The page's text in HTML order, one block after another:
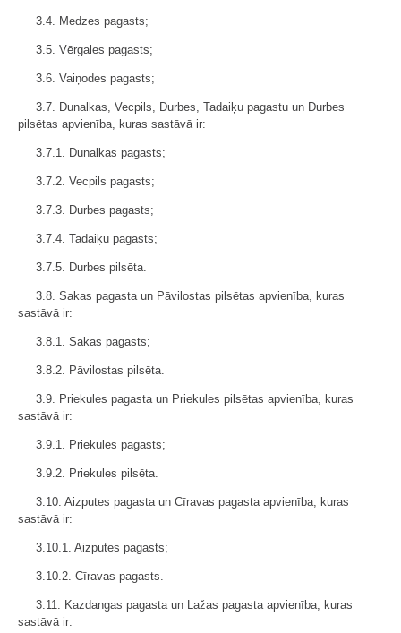
3.4. Medzes pagasts;
3.5. Vērgales pagasts;
3.6. Vaiņodes pagasts;
3.7. Dunalkas, Vecpils, Durbes, Tadaiķu pagastu un Durbes
pilsētas apvienība, kuras sastāvā ir:
3.7.1. Dunalkas pagasts;
3.7.2. Vecpils pagasts;
3.7.3. Durbes pagasts;
3.7.4. Tadaiķu pagasts;
3.7.5. Durbes pilsēta.
3.8. Sakas pagasta un Pāvilostas pilsētas apvienība, kuras
sastāvā ir:
3.8.1. Sakas pagasts;
3.8.2. Pāvilostas pilsēta.
3.9. Priekules pagasta un Priekules pilsētas apvienība, kuras
sastāvā ir:
3.9.1. Priekules pagasts;
3.9.2. Priekules pilsēta.
3.10. Aizputes pagasta un Cīravas pagasta apvienība, kuras
sastāvā ir:
3.10.1. Aizputes pagasts;
3.10.2. Cīravas pagasts.
3.11. Kazdangas pagasta un Lažas pagasta apvienība, kuras
sastāvā ir: